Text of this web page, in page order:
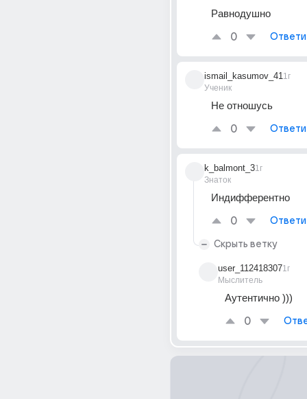
Равнодушно
0
ismail_kasumov_41
Ученик
1г
Не отношусь
0
k_balmont_3
Знаток
1г
Индифферентно
0
Скрыть ветку
user_112418307
Мыслитель
1г
Аутентично )))
0